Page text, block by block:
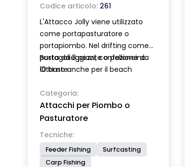
Codice articolo: 261
L'Attacco Jolly viene utilizzato
come portapasturatore o
portapiombo. Nel drifting come
portagalleggiante o palloncino.
Ottimo anche per il beach
Busta da 3 pezzi, confezione da
10 buste.
Categoria:
Attacchi per Piombo o
Pasturatore
Tecniche:
Feeder Fishing
Surfcasting
Carp Fishing